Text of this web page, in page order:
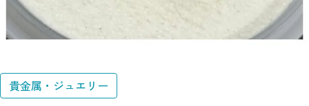
貴金属・ジュエリー